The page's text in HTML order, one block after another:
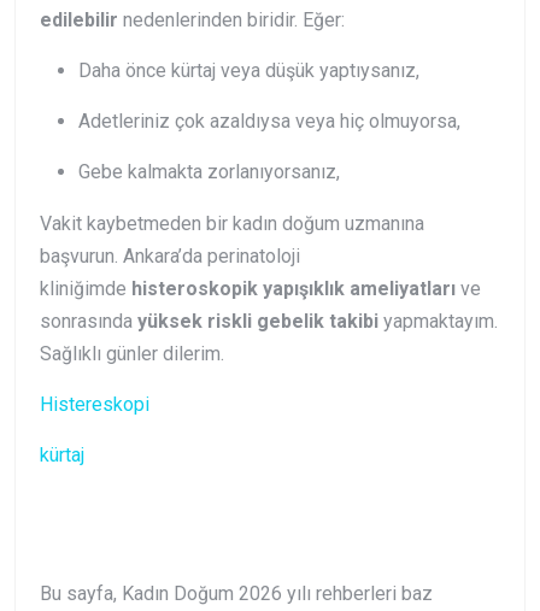
edilebilir nedenlerinden biridir. Eğer:
Daha önce kürtaj veya düşük yaptıysanız,
Adetleriniz çok azaldıysa veya hiç olmuyorsa,
Gebe kalmakta zorlanıyorsanız,
Vakit kaybetmeden bir kadın doğum uzmanına
başvurun. Ankara’da perinatoloji
kliniğimde histeroskopik yapışıklık ameliyatları ve
sonrasında yüksek riskli gebelik takibi yapmaktayım.
Sağlıklı günler dilerim.
Histereskopi
kürtaj
Bu sayfa, Kadın Doğum 2026 yılı rehberleri baz